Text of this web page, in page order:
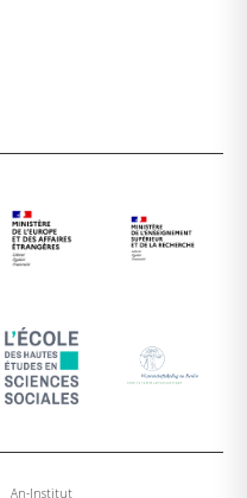
An-Institut